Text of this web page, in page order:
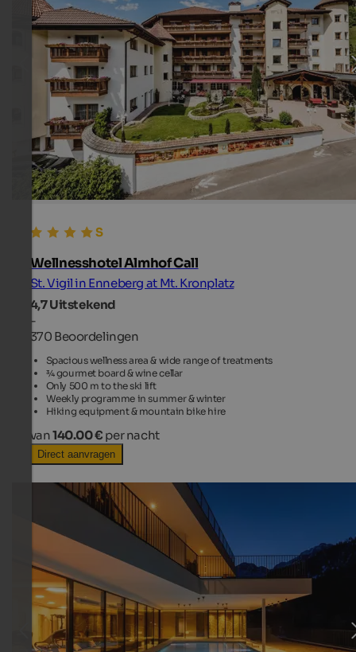
Wellnesshotel Almhof Call
St. Vigil in Enneberg at Mt. Kronplatz
4,7Uitstekend
-
370 Beoordelingen
Spacious wellness area & wide range of treatments
¾ gourmet board & wine cellar
Only 500 m to the ski lift
Weekly programme in summer & winter
Hiking equipment & mountain bike hire
van140.00 € per nacht
Direct aanvragen